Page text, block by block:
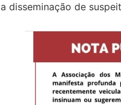
a disseminação de